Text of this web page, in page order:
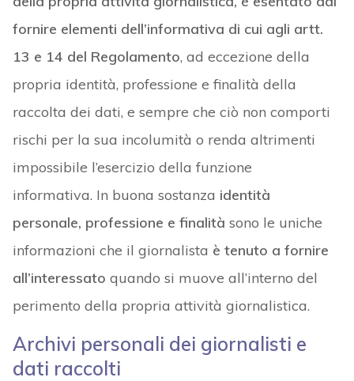
fornire elementi dell’informativa di cui agli artt.
13 e 14 del Regolamento, ad eccezione della
propria identità, professione e finalità della
raccolta dei dati, e sempre che ciò non comporti
rischi per la sua incolumità o renda altrimenti
impossibile l’esercizio della funzione
informativa. In buona sostanza identità
personale, professione e finalità sono le uniche
informazioni che il giornalista è tenuto a fornire
all’interessato quando si muove all’interno del
perimento della propria attività giornalistica.
Archivi personali dei giornalisti e
dati raccolti